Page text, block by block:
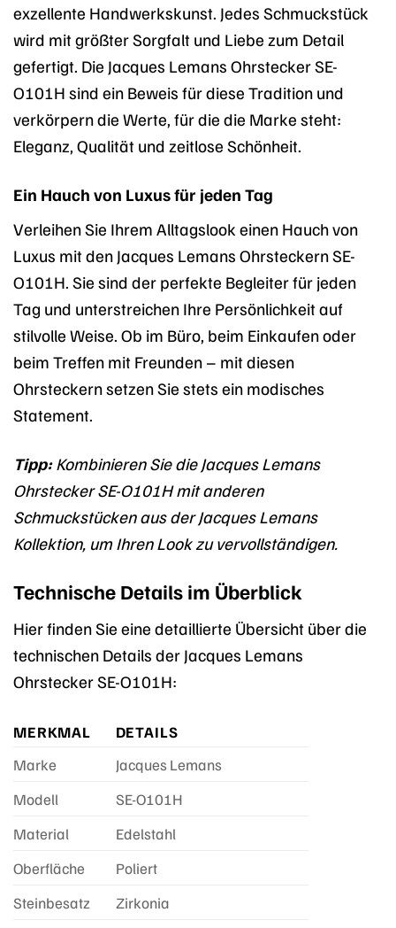
exzellente Handwerkskunst. Jedes Schmuckstück
wird mit größter Sorgfalt und Liebe zum Detail
gefertigt. Die Jacques Lemans Ohrstecker SE-
O101H sind ein Beweis für diese Tradition und
verkörpern die Werte, für die die Marke steht:
Eleganz, Qualität und zeitlose Schönheit.
Ein Hauch von Luxus für jeden Tag
Verleihen Sie Ihrem Alltagslook einen Hauch von
Luxus mit den Jacques Lemans Ohrsteckern SE-
O101H. Sie sind der perfekte Begleiter für jeden
Tag und unterstreichen Ihre Persönlichkeit auf
stilvolle Weise. Ob im Büro, beim Einkaufen oder
beim Treffen mit Freunden – mit diesen
Ohrsteckern setzen Sie stets ein modisches
Statement.
Tipp:Kombinieren Sie die Jacques Lemans
Ohrstecker SE-O101H mit anderen
Schmuckstücken aus der Jacques Lemans
Kollektion, um Ihren Look zu vervollständigen.
Technische Details im Überblick
Hier finden Sie eine detaillierte Übersicht über die
technischen Details der Jacques Lemans
Ohrstecker SE-O101H:
MERKMAL
DETAILS
Marke
Jacques Lemans
Modell
SE-O101H
Material
Edelstahl
Oberfläche
Poliert
Steinbesatz
Zirkonia